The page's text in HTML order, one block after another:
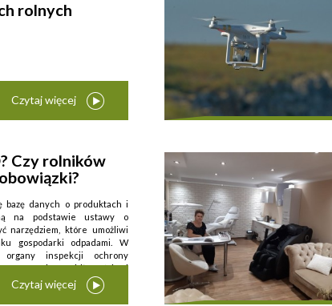
akcji będą ...
rolnych
zawartej w ustawie o
innowacyjnej (Dz. U.
to działalność związana z
wytwarzania nowych i
Czytaj więcej
Czy rolników
bazę danych o produktach i
na podstawie ustawy o
narzędziem, które umożliwi
gospodarki odpadami. W
inspekcji ochrony
nieprawidłowościami
Czytaj więcej